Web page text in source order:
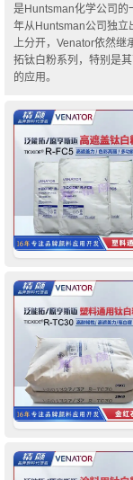
是Huntsman化学公司的
年从Huntsman公司独立
上分开，Venator依然继
拓钛白粉系列，特别是
的应用。